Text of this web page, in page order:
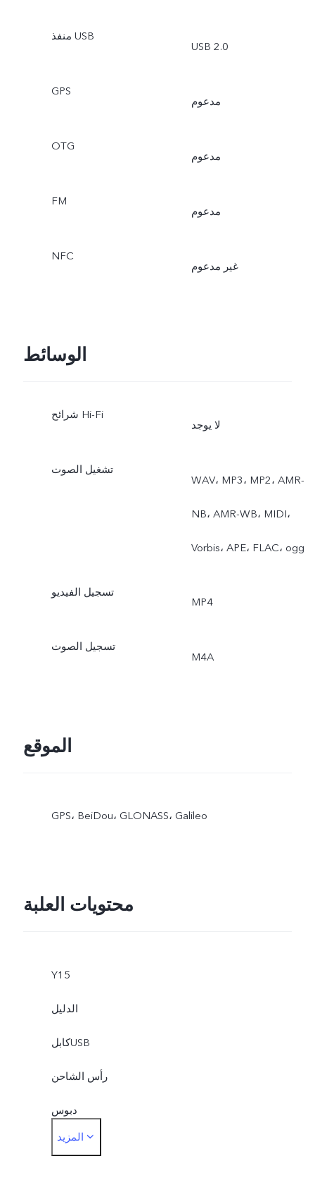
منفذ USB
USB 2.0
GPS
مدعوم
OTG
مدعوم
FM
مدعوم
NFC
غير مدعوم
الوسائط
شرائح Hi-Fi
لا يوجد
تشغيل الصوت
WAV، MP3، MP2، AMR-
NB، AMR-WB، MIDI،
Vorbis، APE، FLAC، ogg
تسجيل الفيديو
MP4
تسجيل الصوت
M4A
الموقع
GPS، BeiDou، GLONASS، Galileo
محتويات العلبة
Y15
الدليل
كابلUSB
رأس الشاحن
دبوس
جراب موبيل
المزيد